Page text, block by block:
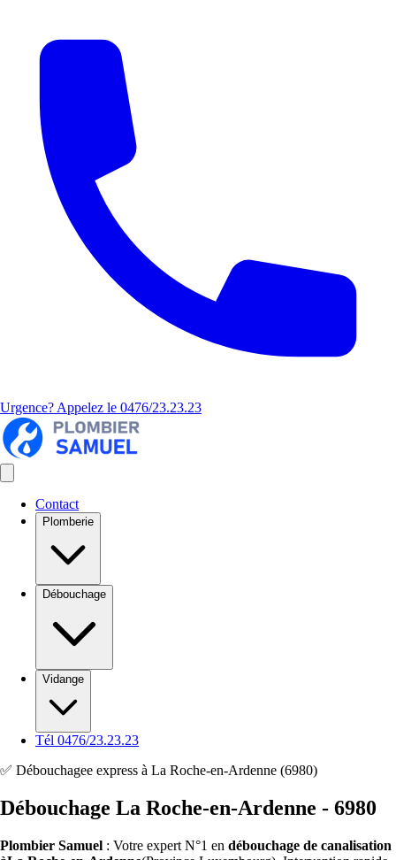
Urgence? Appelez le 0476/23.23.23
Contact
Plomberie
Débouchage
Vidange
Tél 0476/23.23.23
✅ Débouchagee express à La Roche-en-Ardenne (6980)
Débouchage La Roche-en-Ardenne - 6980
Plombier Samuel : Votre expert N°1 en débouchage de canalisation